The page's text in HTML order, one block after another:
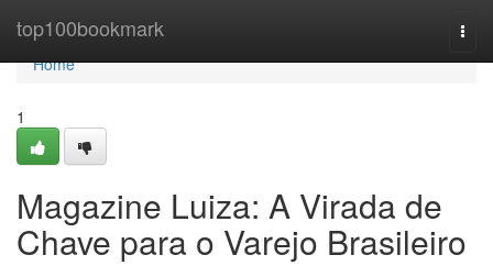
top100bookmark
Home
Home
1
Magazine Luiza: A Virada de
Chave para o Varejo Brasileiro